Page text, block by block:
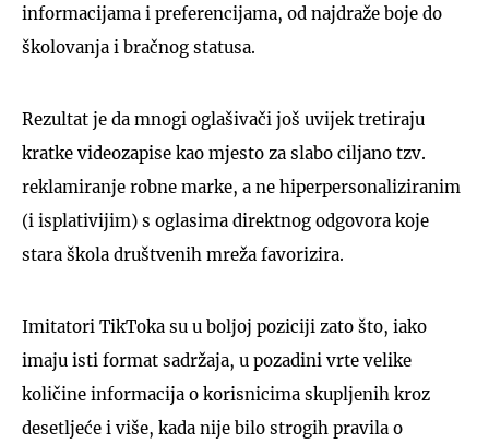
informacijama i preferencijama, od najdraže boje do
školovanja i bračnog statusa.
Rezultat je da mnogi oglašivači još uvijek tretiraju
kratke videozapise kao mjesto za slabo ciljano tzv.
reklamiranje robne marke, a ne hiperpersonaliziranim
(i isplativijim) s oglasima direktnog odgovora koje
stara škola društvenih mreža favorizira.
Imitatori TikToka su u boljoj poziciji zato što, iako
imaju isti format sadržaja, u pozadini vrte velike
količine informacija o korisnicima skupljenih kroz
desetljeće i više, kada nije bilo strogih pravila o